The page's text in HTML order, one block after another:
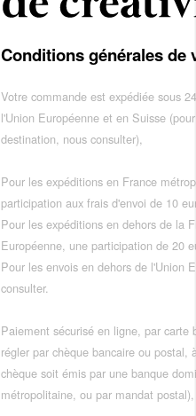
Conditions générales de
Votre commande est expédiée sous
l'Union Européenne et en Suisse
destination, nous consulter),
Pour les expéditions en France
participation aux frais d'envoi de 10
Pour les expéditions en dehors de la
Européenne, une participation de 20
Pour les envois en dehors de l'Union
consulter.
Paiement sécurisé en ligne, par carte
régler par chèque bancaire ou postal,
chèque soit émis par une banque
métropolitaine, ou par mandat postal),